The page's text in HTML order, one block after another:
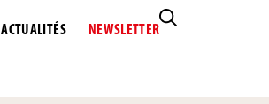
ACTUALITÉS NEWSLETTER